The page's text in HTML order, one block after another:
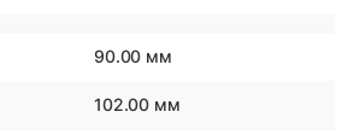
90.00 мм
102.00 мм